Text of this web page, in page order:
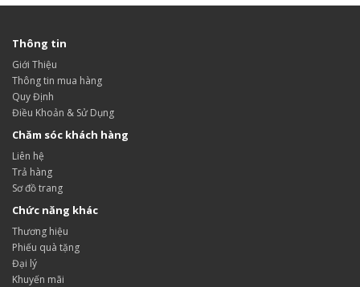
Thông tin
Giới Thiệu
Thông tin mua hàng
Quy Định
Điều Khoản & Sử Dụng
Chăm sóc khách hàng
Liên hệ
Trả hàng
Sơ đồ trang
Chức năng khác
Thương hiệu
Phiếu quà tặng
Đại lý
Khuyến mãi